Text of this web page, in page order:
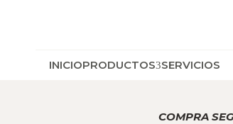
INICIOPRODUCTOS SERVICIOS
COMPRA